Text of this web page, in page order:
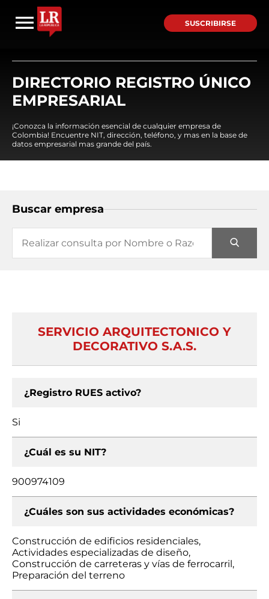
SUSCRIBIRSE
DIRECTORIO REGISTRO ÚNICO
EMPRESARIAL
¡Conozca la información esencial de cualquier empresa de
Colombia! Encuentre NIT, dirección, teléfono, y mas en la base de
datos empresarial mas grande del país.
Buscar empresa
SERVICIO ARQUITECTONICO Y
DECORATIVO S.A.S.
¿Registro RUES activo?
Si
¿Cuál es su NIT?
900974109
¿Cuáles son sus actividades económicas?
Construcción de edificios residenciales,
Actividades especializadas de diseño,
Construcción de carreteras y vías de ferrocarril,
Preparación del terreno